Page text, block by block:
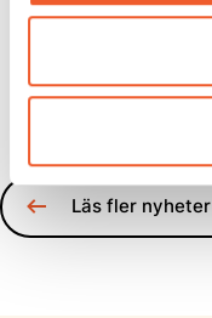
Läs fler nyheter